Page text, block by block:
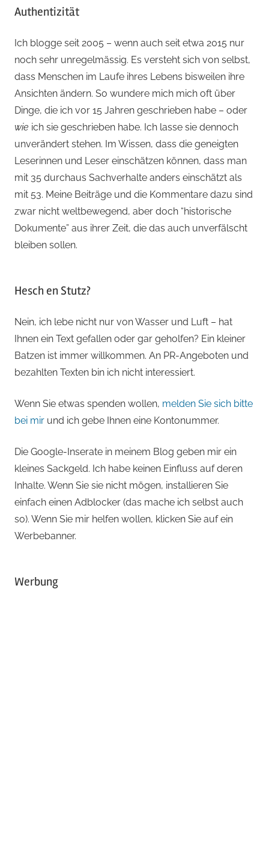
Authentizität
Ich blogge seit 2005 – wenn auch seit etwa 2015 nur
noch sehr unregelmässig. Es versteht sich von selbst,
dass Menschen im Laufe ihres Lebens bisweilen ihre
Ansichten ändern. So wundere mich mich oft über
Dinge, die ich vor 15 Jahren geschrieben habe – oder
wie ich sie geschrieben habe. Ich lasse sie dennoch
unverändert stehen. Im Wissen, dass die geneigten
Leserinnen und Leser einschätzen können, dass man
mit 35 durchaus Sachverhalte anders einschätzt als
mit 53. Meine Beiträge und die Kommentare dazu sind
zwar nicht weltbewegend, aber doch “historische
Dokumente” aus ihrer Zeit, die das auch unverfälscht
bleiben sollen.
Hesch en Stutz?
Nein, ich lebe nicht nur von Wasser und Luft – hat
Ihnen ein Text gefallen oder gar geholfen? Ein kleiner
Batzen ist immer willkommen. An PR-Angeboten und
bezahlten Texten bin ich nicht interessiert.
Wenn Sie etwas spenden wollen, melden Sie sich bitte
bei mir und ich gebe Ihnen eine Kontonummer.
Die Google-Inserate in meinem Blog geben mir ein
kleines Sackgeld. Ich habe keinen Einfluss auf deren
Inhalte. Wenn Sie sie nicht mögen, installieren Sie
einfach einen Adblocker (das mache ich selbst auch
so). Wenn Sie mir helfen wollen, klicken Sie auf ein
Werbebanner.
Werbung